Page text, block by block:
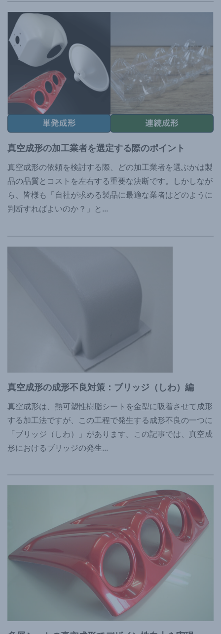
真空成形の加工業者を選定する際のポイント
真空成形の依頼を検討する際、どの加工業者を選ぶかは製
品の品質とコストを左右する重要な決断です。しかしなが
ら、皆様も「自社が求める製品に最適な業者はどのように
判断すればよいのか？」と ...
真空成形の成形不良対策：ブリッジ（しわ）編
真空成形は、熱可塑性樹脂シートを金型に吸着させて成形
する加工法ですが、この工程で発生する成形不良の一つに
「ブリッジ（しわ）」があります。この記事では、真空成
形におけるブリッジの発生...